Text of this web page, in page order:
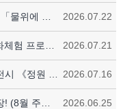
2026.07.22
2026.07.21
2026.07.16
2026.06.25